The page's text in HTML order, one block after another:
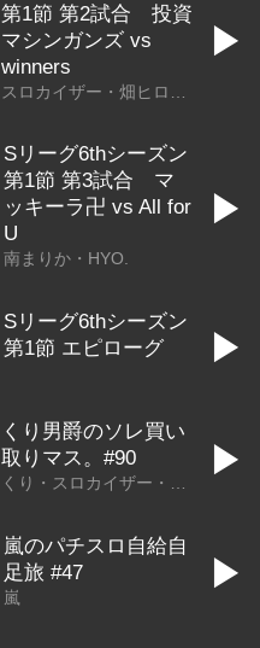
第1節 第2試合 投資
マシンガンズ vs
winners
▶
Sリーグ6thシーズン
第1節 第3試合 マ
ッキーラ卍 vs All for
U
南まりか・HYO.
▶
Sリーグ6thシーズン
第1節 エピローグ
▶
くり男爵のソレ買い
取りマス。#90
くり・スロカイザー・かつなり
▶
嵐のパチスロ自給自
足旅 #47
嵐
▶